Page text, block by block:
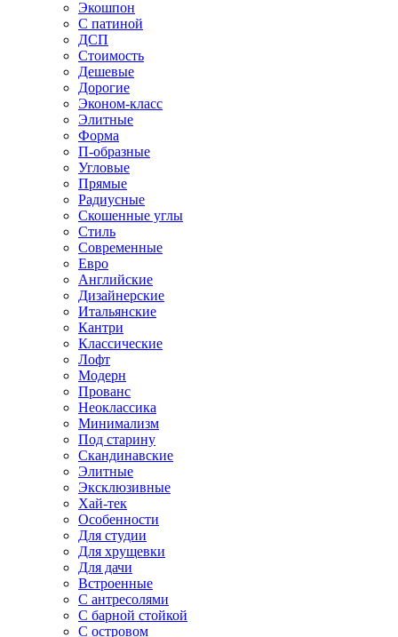
Экошпон
С патиной
ДСП
Стоимость
Дешевые
Дорогие
Эконом-класс
Элитные
Форма
П-образные
Угловые
Прямые
Радиусные
Скошенные углы
Стиль
Современные
Евро
Английские
Дизайнерские
Итальянские
Кантри
Классические
Лофт
Модерн
Прованс
Неоклассика
Минимализм
Под старину
Скандинавские
Элитные
Эксклюзивные
Хай-тек
Особенности
Для студии
Для хрущевки
Для дачи
Встроенные
С антресолями
С барной стойкой
С островом